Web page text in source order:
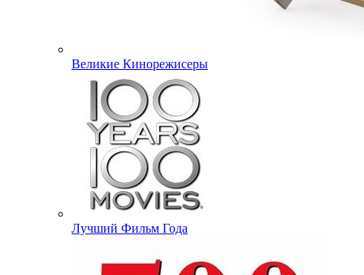
Великие Кинорежисеры
Лучший Фильм Года